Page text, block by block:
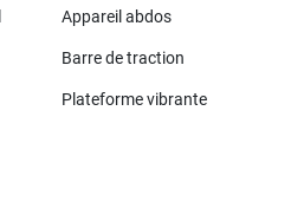
Appareil abdos
Barre de traction
Plateforme vibrante